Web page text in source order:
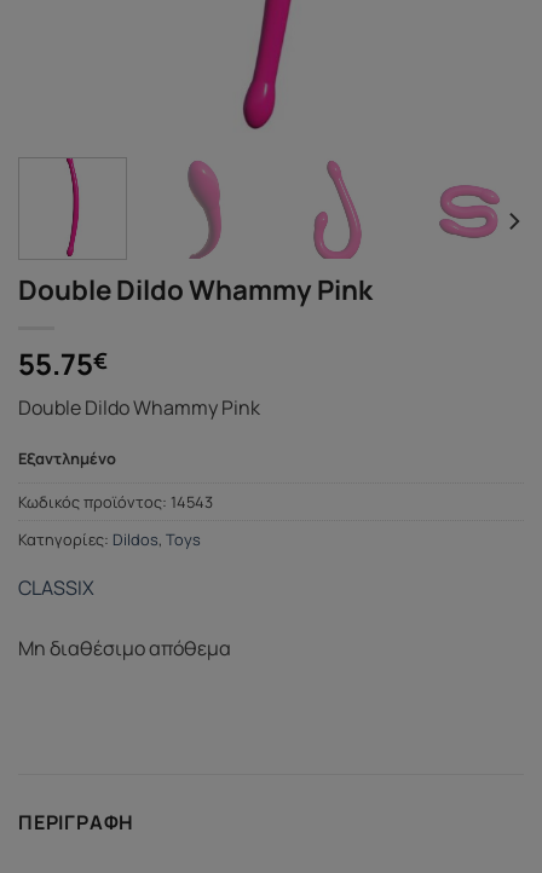
Double Dildo Whammy Pink
55.75€
Double Dildo Whammy Pink
Εξαντλημένο
Κωδικός προϊόντος: 14543
Κατηγορίες: Dildos, Toys
CLASSIX
Μη διαθέσιμο απόθεμα
ΠΕΡΙΓΡΑΦΉ